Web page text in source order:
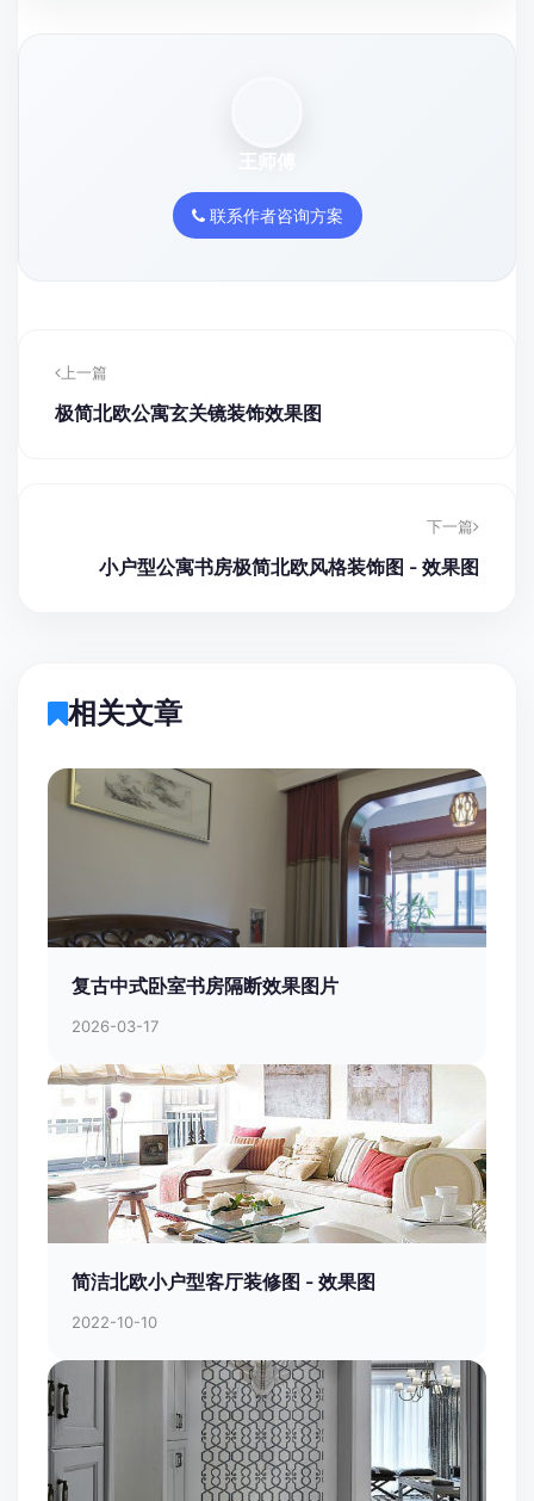
王师傅
联系作者咨询方案
上一篇
极简北欧公寓玄关镜装饰效果图
下一篇
小户型公寓书房极简北欧风格装饰图 - 效果图
相关文章
复古中式卧室书房隔断效果图片
2026-03-17
简洁北欧小户型客厅装修图 - 效果图
2022-10-10